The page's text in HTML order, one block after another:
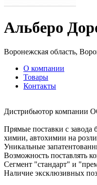
Альберо
Воронежская область,
О компании
Товары
Контакты
Дистрибьютор компании
Прямые поставки с завода
химии, автохимии на
Уникальные
Возможность поставлять
Сегмент "стандарт" и
Наличие эксклюзивных